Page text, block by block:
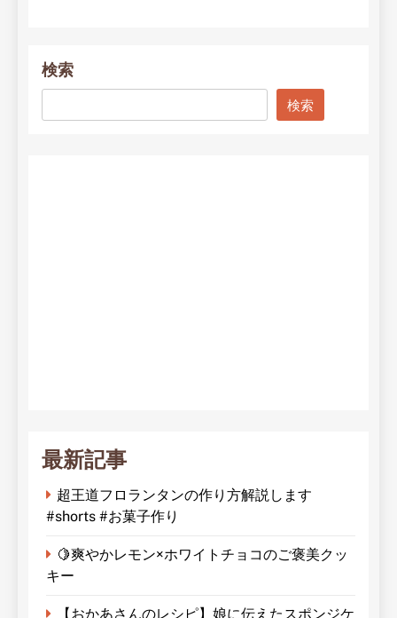
検索
検索
最新記事
超王道フロランタンの作り方解説します
#shorts #お菓子作り
🍋爽やかレモン×ホワイトチョコのご褒美クッ
キー
【おかあさんのレシピ】娘に伝えたスポンジケ